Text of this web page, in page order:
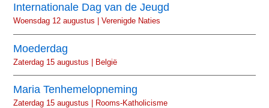
Internationale Dag van de Jeugd
Woensdag 12 augustus | Verenigde Naties
Moederdag
Zaterdag 15 augustus | België
Maria Tenhemelopneming
Zaterdag 15 augustus | Rooms-Katholicisme